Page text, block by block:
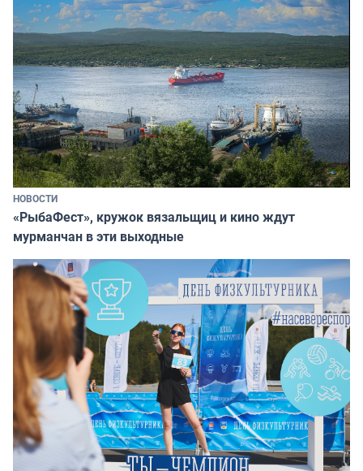
НОВОСТИ
«РыбаФест», кружок вязальщиц и кино ждут
мурманчан в эти выходные